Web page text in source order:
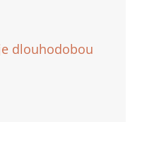
dlouhodobou